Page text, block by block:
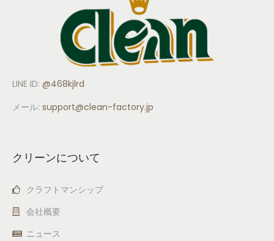
LINE ID: @468kjlrd
メール: support@clean-factory.jp
クリーンについて
クラフトマンシップ
会社概要
ニュース